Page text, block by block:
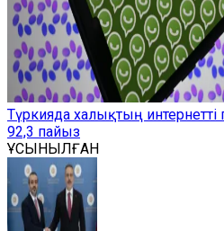
Түркияда халықтың интернетті
92,3 пайыз
ҰСЫНЫЛҒАН